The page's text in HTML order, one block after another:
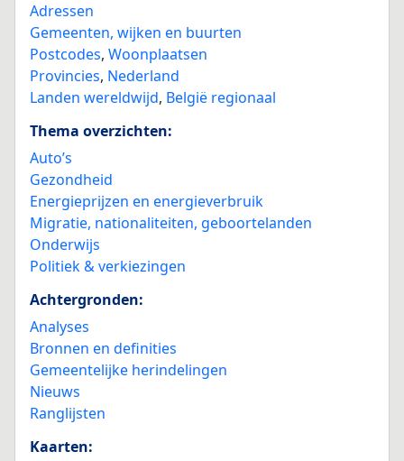
Adressen
Gemeenten, wijken en buurten
Postcodes, Woonplaatsen
Provincies, Nederland
Landen wereldwijd, België regionaal
Thema overzichten:
Auto’s
Gezondheid
Energieprijzen en energieverbruik
Migratie, nationaliteiten, geboortelanden
Onderwijs
Politiek & verkiezingen
Achtergronden:
Analyses
Bronnen en definities
Gemeentelijke herindelingen
Nieuws
Ranglijsten
Kaarten: